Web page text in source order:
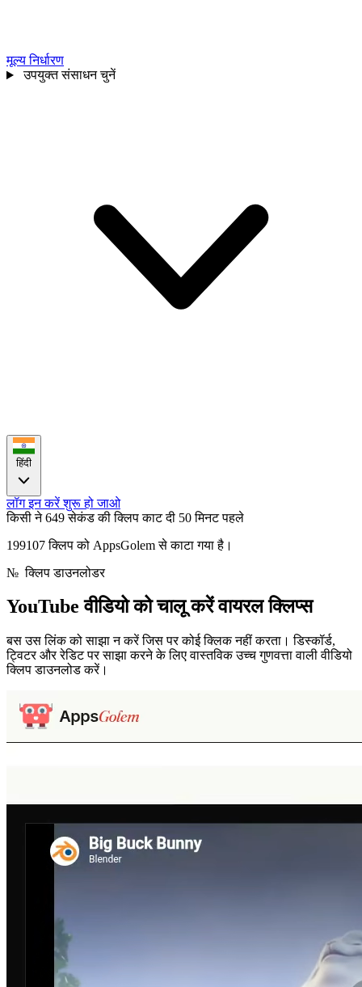
मूल्य निर्धारण
उपयुक्त संसाधन चुनें
हिंदी
लॉग इन करेंशुरू हो जाओ
किसी ने 649 सेकंड की क्लिप काट दी 50 मिनट पहले
199107 क्लिप को AppsGolem से काटा गया है।
№ क्लिप डाउनलोडर
YouTube वीडियो को चालू करेंवायरल क्लिप्स
बस उस लिंक को साझा न करें जिस पर कोई क्लिक नहीं करता। डिस्कॉर्ड,
ट्विटर और रेडिट पर साझा करने के लिए वास्तविक उच्च गुणवत्ता वाली वीडियो
क्लिप डाउनलोड करें।